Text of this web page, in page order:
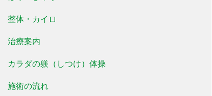
整体・カイロ
治療案内
カラダの躾（しつけ）体操
施術の流れ